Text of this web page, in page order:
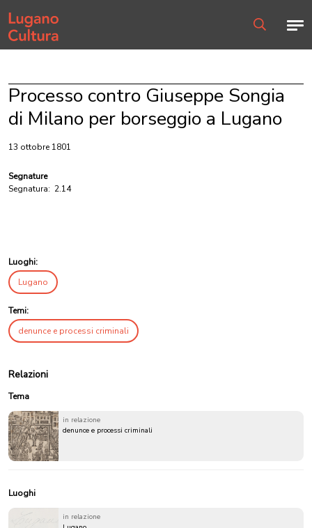
Home page
Processo contro Giuseppe Songia
di Milano per borseggio a Lugano
13 ottobre 1801
Segnature
Segnatura: 2.14
Luoghi:
Lugano
Temi:
denunce e processi criminali
Relazioni
Tema
in relazione
denunce e processi criminali
Luoghi
in relazione